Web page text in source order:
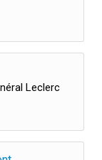
Leclerc